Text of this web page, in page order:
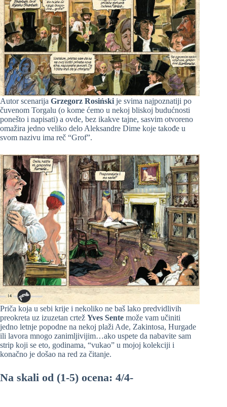
Autor scenarija Grzegorz Rosiński je svima najpoznatiji po
čuvenom Torgalu (o kome ćemo u nekoj bliskoj budućnosti
ponešto i napisati) a ovde, bez ikakve tajne, sasvim otvoreno
omažira jedno veliko delo Aleksandre Dime koje takođe u
svom nazivu ima reč “Grof”.
Priča koja u sebi krije i nekoliko ne baš lako predvidlivih
preokreta uz izuzetan crtež Yves Sente može vam učiniti
jedno letnje popodne na nekoj plaži Ade, Zakintosa, Hurgade
ili lavora mnogo zanimljivijim…ako uspete da nabavite sam
strip koji se eto, godinama, “vukao” u mojoj kolekciji i
konačno je došao na red za čitanje.
Na skali od (1-5) ocena: 4/4-